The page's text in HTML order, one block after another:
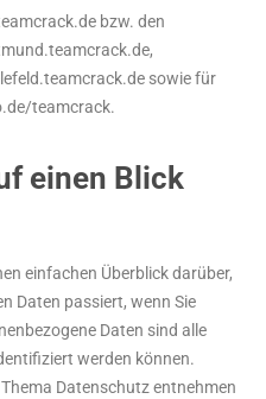
bzw. den
sowie für
teamcrack.
einen Blick
einfachen Überblick darüber,
Daten passiert, wenn Sie
Daten sind alle
werden können.
Datenschutz entnehmen